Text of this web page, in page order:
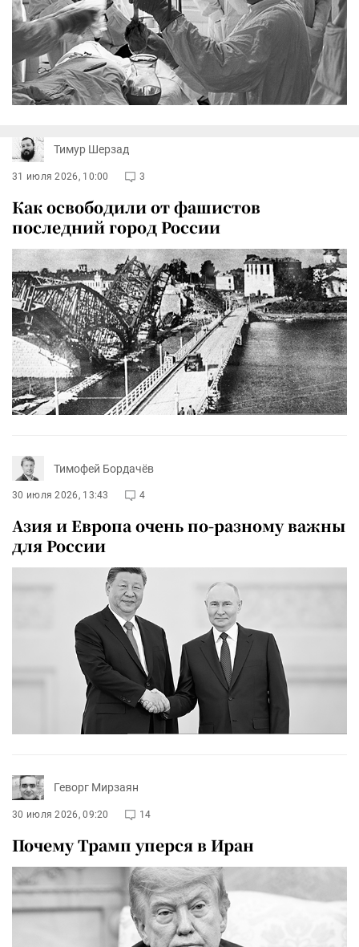
Тимур Шерзад
31 июля 2026, 10:00 3
Как освободили от фашистов
последний город России
Тимофей Бордачёв
30 июля 2026, 13:43 4
Азия и Европа очень по-разному важны
для России
Геворг Мирзаян
30 июля 2026, 09:20 14
Почему Трамп уперся в Иран